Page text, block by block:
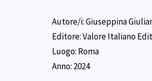
Autore/i:Giuseppina
Editore:Valore Italiano
Luogo: Roma
Anno: 2024